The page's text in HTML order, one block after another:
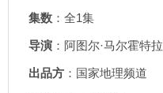
集数 ：全1集
导演 ：阿图尔·马尔霍特拉
出品方 ：国家地理频道